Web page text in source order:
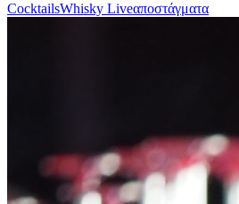
CocktailsWhisky Liveαποστάγματα